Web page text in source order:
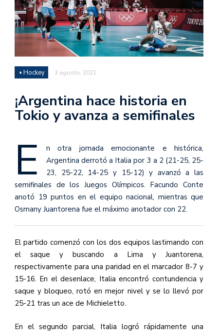
▪ Hockey 3 agosto, 2021
¡Argentina hace historia en
Tokio y avanza a semifinales
E
n otra jornada emocionante e histórica,
Argentina derrotó a Italia por 3 a 2 (21-25, 25-
23, 25-22, 14-25 y 15-12) y avanzó a las
semifinales de los Juegos Olímpicos. Facundo Conte
anotó 19 puntos en el equipo nacional, mientras que
Osmany Juantorena fue el máximo anotador con 22.
El partido comenzó con los dos equipos lastimando con
el saque y buscando a Lima y Juantorena,
respectivamente para una paridad en el marcador 8-7 y
15-16. En el desenlace, Italia encontró contundencia y
saque y bloqueo, rotó en mejor nivel y se lo llevó por
25-21 tras un ace de Michieletto.
En el segundo parcial, Italia logró rápidamente una